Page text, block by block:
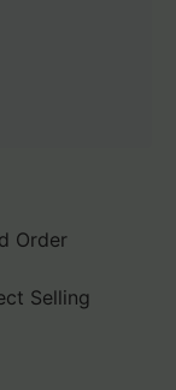
Order
Selling